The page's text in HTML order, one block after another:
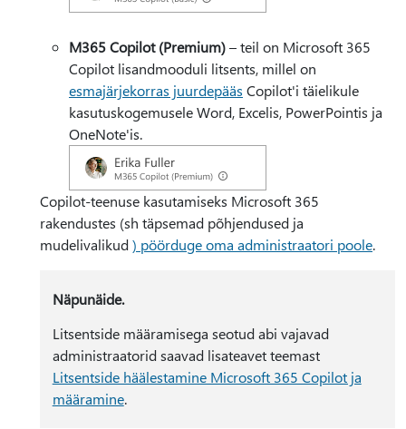
M365 Copilot (Premium)– teil on Microsoft 365
Copilot lisandmooduli litsents, millel on
esmajärjekorras juurdepääs Copilot'i täielikule
kasutuskogemusele Word, Excelis, PowerPointis ja
OneNote'is.
Copilot-teenuse kasutamiseks Microsoft 365
rakendustes (sh täpsemad põhjendused ja
mudelivalikud) pöörduge oma administraatori poole.
Näpunäide.
Litsentside määramisega seotud abi vajavad
administraatorid saavad lisateavet teemast
Litsentside häälestamine Microsoft 365 Copilot ja
määramine.